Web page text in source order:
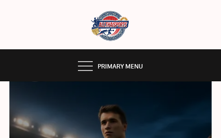
ALLTHAISPORTS เล่นง่ายครบ
เครื่องเรื่องพนัน แทงบอล
ครบจบในที่เดียว
อย่างสนุกเต็มอิ่ม
PRIMARY MENU